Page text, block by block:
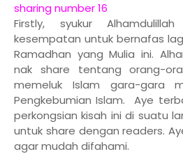
sharing number 16
Firstly, syukur
kesempatan untuk bernafas
Ramadhan yang Mulia ini.
nak share tentang orang-
memeluk Islam gara-gara
Pengkebumian Islam. Aye
perkongsian kisah ini di suatu
untuk share dengan readers.
agar mudah difahami.